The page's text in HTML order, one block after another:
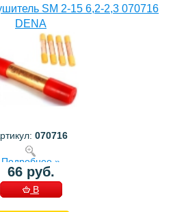
SM 2-15 6,2-2,3 070716
DENA
070716
Подробнее »
66 руб.
В